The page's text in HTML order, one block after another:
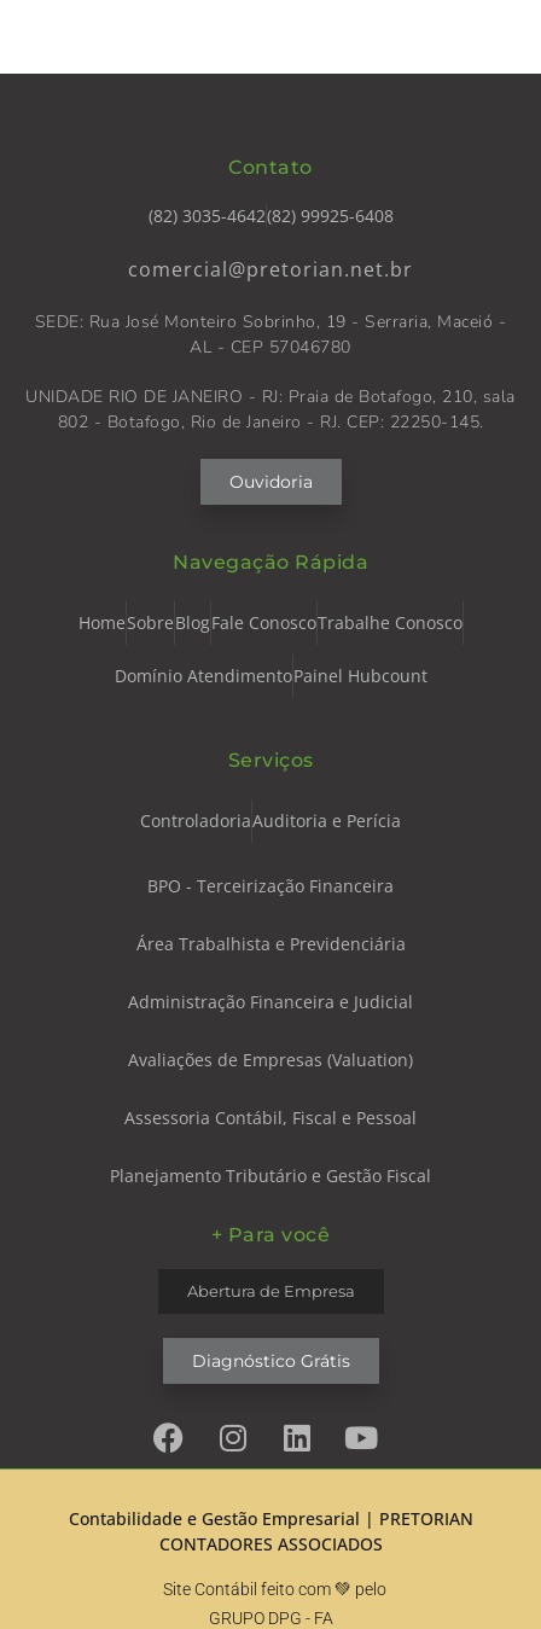
Contato
(82) 3035-4642(82) 99925-6408
comercial@pretorian.net.br
SEDE: Rua José Monteiro Sobrinho, 19 - Serraria, Maceió -
AL - CEP 57046780
UNIDADE RIO DE JANEIRO - RJ: Praia de Botafogo, 210, sala
802 - Botafogo, Rio de Janeiro - RJ. CEP: 22250-145.
Ouvidoria
Navegação Rápida
HomeSobreBlogFale ConoscoTrabalhe Conosco
Domínio AtendimentoPainel Hubcount
Serviços
ControladoriaAuditoria e Perícia
BPO - Terceirização Financeira
Área Trabalhista e Previdenciária
Administração Financeira e Judicial
Avaliações de Empresas (Valuation)
Assessoria Contábil, Fiscal e Pessoal
Planejamento Tributário e Gestão Fiscal
+ Para você
Abertura de Empresa
Diagnóstico Grátis
Contabilidade e Gestão Empresarial | PRETORIAN
CONTADORES ASSOCIADOS
Site Contábil feito com 💚 pelo
GRUPO DPG - FA